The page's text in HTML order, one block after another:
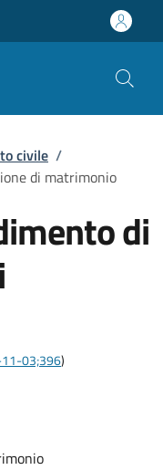
civile /
di matrimonio
di
11-03;396)